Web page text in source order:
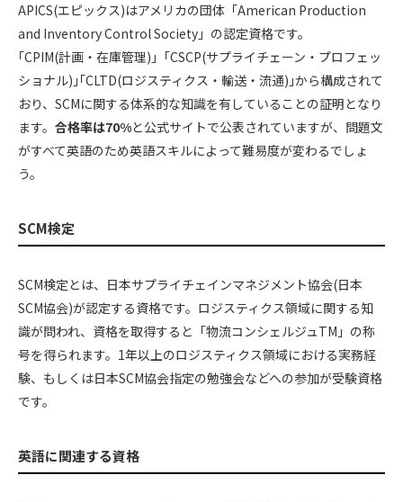
APICS(エピックス)はアメリカの団体「American Production
and Inventory Control Society」の認定資格です。
｢CPIM(計画・在庫管理)｣「CSCP(サプライチェーン・プロフェッ
ショナル)｣｢CLTD(ロジスティクス・輸送・流通)｣から構成されて
おり、SCMに関する体系的な知識を有していることの証明となり
ます。 合格率は70%と公式サイトで公表されていますが、問題文
がすべて英語のため英語スキルによって難易度が変わるでしょ
う。
SCM検定
SCM検定とは、日本サプライチェインマネジメント協会(日本
SCM協会)が認定する資格です。ロジスティクス領域に関する知
識が問われ、資格を取得すると「物流コンシェルジュTM」の称
号を得られます。1年以上のロジスティクス領域における実務経
験、もしくは日本SCM協会指定の勉強会などへの参加が受験資格
です。
英語に関連する資格